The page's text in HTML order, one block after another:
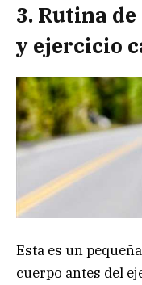
3. Rutina
y ejercicio
Esta es un
cuerpo antes del